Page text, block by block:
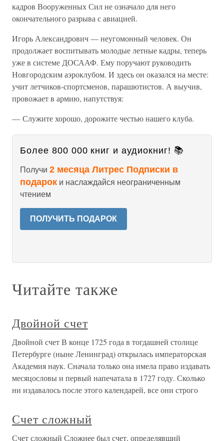
кадров Вооруженных Сил не означало для него
окончательного разрыва с авиацией.
Игорь Александрович — неугомонный человек. Он
продолжает воспитывать молодые летные кадры, теперь
уже в системе ДОСААФ. Ему поручают руководить
Новгородским аэроклубом. И здесь он оказался на месте:
учит летчиков-спортсменов, парашютистов. А выучив,
провожает в армию, напутствуя:
— Служите хорошо, дорожите честью нашего клуба.
Более 800 000 книг и аудиокниг! 📚
Получи 2 месяца Литрес Подписки в
подарок и наслаждайся неограниченным
чтением
ПОЛУЧИТЬ ПОДАРОК
Читайте также
Двойной счет
Двойной счет В конце 1725 года в тогдашней столице
Петербурге (ныне Ленинград) открылась императорская
Академия наук. Сначала только она имела право издавать
месяцословы и первый напечатала в 1727 году. Сколько
ни издавалось после этого календарей, все они строго
Счет сложный
Счет сложный Сложнее был счет, определявший